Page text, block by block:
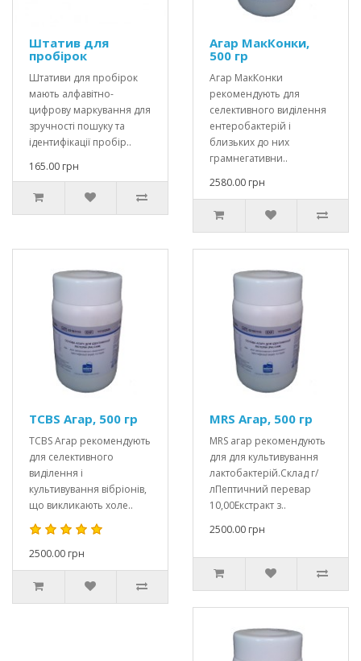
Штатив для
пробірок
Штативи для пробірок
мають алфавітно-
цифрову маркування для
зручності пошуку та
ідентифікації пробір..
165.00 грн
Агар МакКонки,
500 гр
Агар МакКонки
рекомендують для
селективного виділення
ентеробактерій і
близьких до них
грамнегативни..
2580.00 грн
TCBS Агар, 500 гр
TCBS Агар рекомендують
для селективного
виділення і
культивування вібріонів,
що викликають холе..
2500.00 грн
MRS Агар, 500 гр
MRS агар рекомендують
для для культивування
лактобактерій.Склад г/
лПептичний перевар
10,00Екстракт з..
2500.00 грн